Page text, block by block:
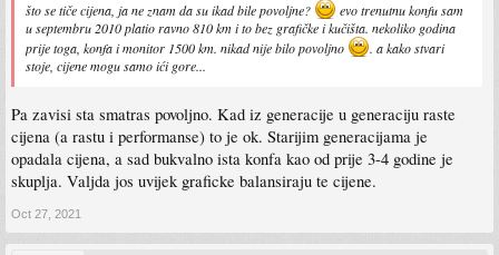
što se tiče cijena, ja ne znam da su ikad bile povoljne?
evo trenutnu konfu sam
u septembru 2010 platio ravno 810 km i to bez grafičke i kučišta. nekoliko godina
prije toga, konfa i monitor 1500 km. nikad nije bilo povoljno
. a kako stvari
stoje, cijene mogu samo ići gore...
Pa zavisi sta smatras povoljno. Kad iz generacije u generaciju raste
cijena (a rastu i performanse) to je ok. Starijim generacijama je
opadala cijena, a sad bukvalno ista konfa kao od prije 3-4 godine je
skuplja. Valjda jos uvijek graficke balansiraju te cijene.
Oct 27, 2021